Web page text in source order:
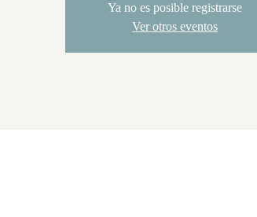
Ya no es posible registrarse
Ver otros eventos